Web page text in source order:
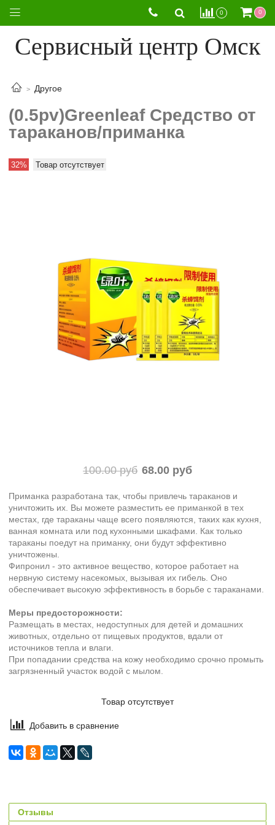
0 0
Сервисный центр Омск
Другое
(0.5pv)Greenleaf Средство от
тараканов/приманка
32% Товар отсутствует
100.00 руб 68.00 руб
Приманка разработана так, чтобы привлечь тараканов и
уничтожить их. Вы можете разместить ее приманкой в тех
местах, где тараканы чаще всего появляются, таких как кухня,
ванная комната или под кухонными шкафами. Как только
тараканы поедут на приманку, они будут эффективно
уничтожены.
Фипронил - это активное вещество, которое работает на
нервную систему насекомых, вызывая их гибель. Оно
обеспечивает высокую эффективность в борьбе с тараканами.
Меры предосторожности:
Размещать в местах, недоступных для детей и домашних
животных, отдельно от пищевых продуктов, вдали от
источников тепла и влаги.
При попадании средства на кожу необходимо срочно промыть
загрязненный участок водой с мылом.
Товар отсутствует
Добавить в сравнение
Отзывы